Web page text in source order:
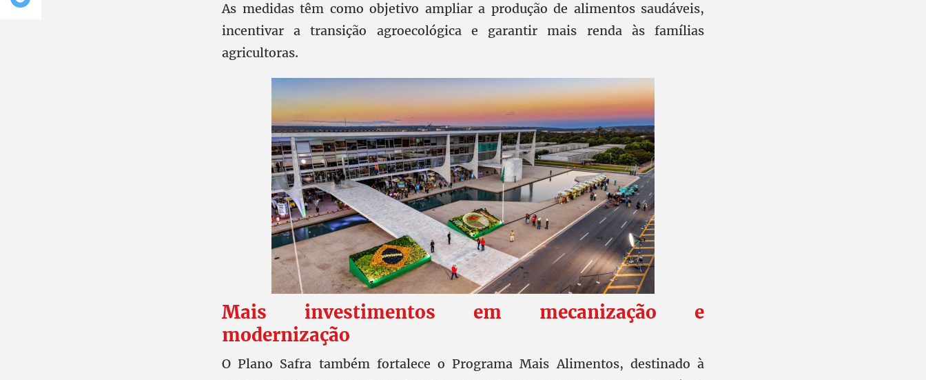
As medidas têm como objetivo ampliar a produção de alimentos saudáveis,
incentivar a transição agroecológica e garantir mais renda às famílias
agricultoras.
Mais investimentos em mecanização e
modernização
O Plano Safra também fortalece o Programa Mais Alimentos, destinado à